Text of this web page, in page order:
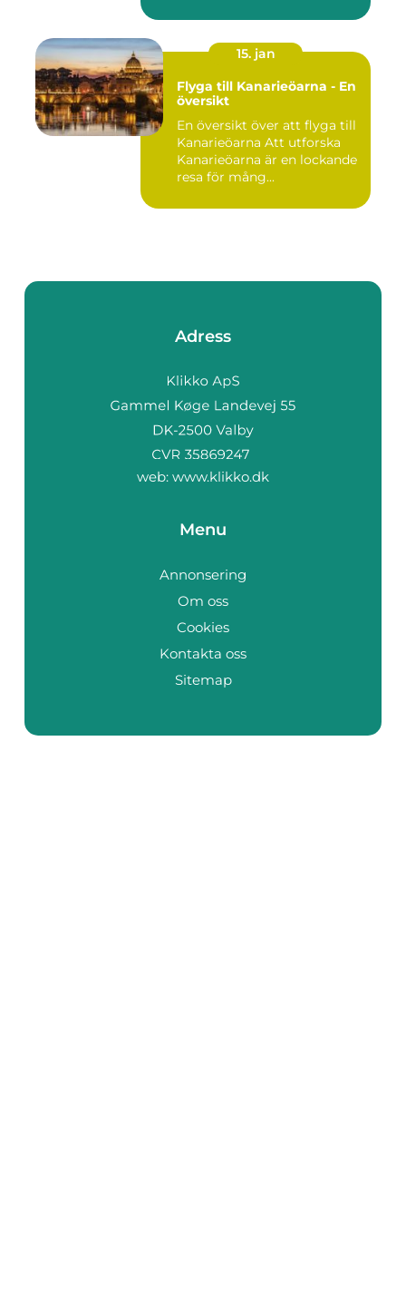
15. jan
Flyga till Kanarieöarna - En
översikt
En översikt över att flyga till
Kanarieöarna Att utforska
Kanarieöarna är en lockande
resa för mång...
Adress
web: www.klikko.dk
Menu
Annonsering
Om oss
Cookies
Kontakta oss
Sitemap